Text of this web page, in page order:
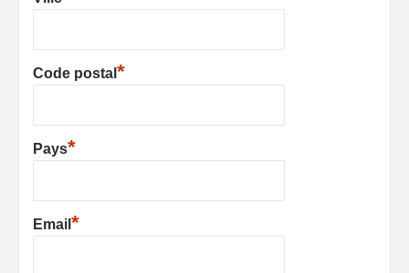
Code postal *
Pays*
Email *